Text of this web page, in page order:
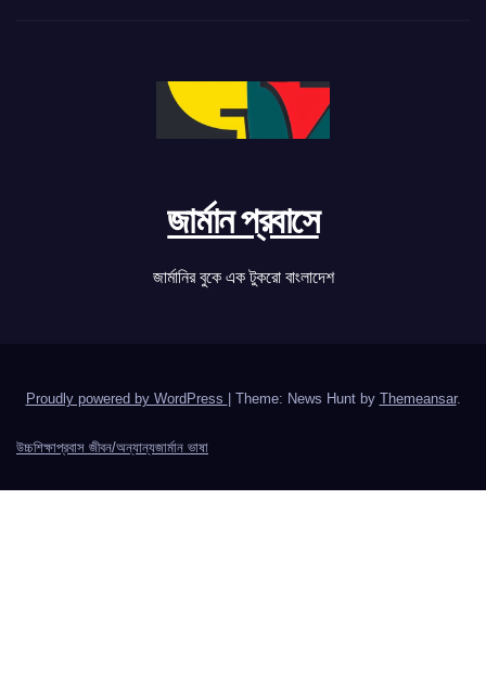
জার্মান প্রবাসে
জার্মানির বুকে এক টুকরো বাংলাদেশ
Proudly powered by WordPress Theme: News Hunt by Themeansar.
উচ্চশিক্ষাপ্রবাস জীবন/অন্যান্যজার্মান ভাষা